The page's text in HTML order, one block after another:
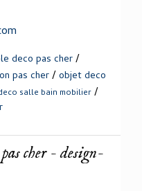
deco pas cher/
pas cher/objet deco
salle bain mobilier /
cher - design-